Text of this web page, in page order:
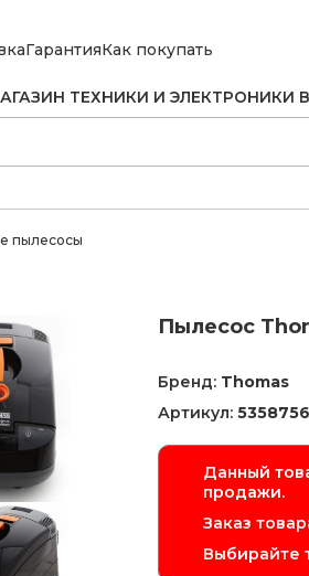
ГарантияКак покупать
ТЕХНИКИ И ЭЛЕКТРОНИКИ
пылесосы
Пылесос
Бренд: Thomas
Артикул: 5358756
Данный
продажи.
Заказ
Выбирайте